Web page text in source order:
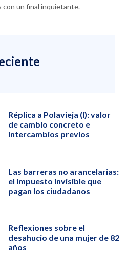
con un final inquietante.
Réplica a Polavieja (I): valor
de cambio concreto e
intercambios previos
Las barreras no arancelarias:
el impuesto invisible que
pagan los ciudadanos
Reflexiones sobre el
desahucio de una mujer de 82
años